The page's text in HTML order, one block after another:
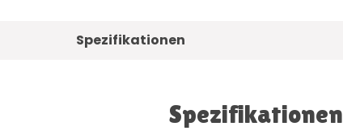
Spezifikationen
Spezifikationen